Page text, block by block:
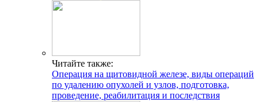
Читайте также:
Операция на щитовидной железе, виды операций
по удалению опухолей и узлов, подготовка,
проведение, реабилитация и последствия